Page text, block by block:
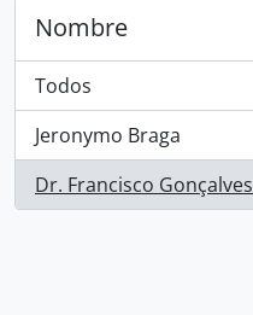
Nombre
Todos
Jeronymo Braga
, 1 resultados
Dr. Francisco Gonçalves
, 1 resultados